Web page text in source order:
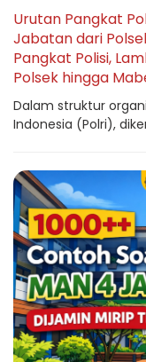
Urutan Pangkat
Jabatan dari
Pangkat Polisi,
Polsek hingga
Dalam struktur
Indonesia (Polri),